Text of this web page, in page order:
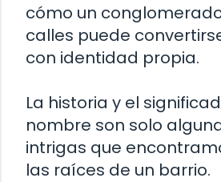
cómo un
calles puede
con identidad propia.
La historia y el
nombre son solo
intrigas que
las raíces de un barrio.